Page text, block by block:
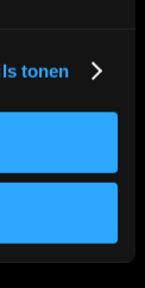
tonen